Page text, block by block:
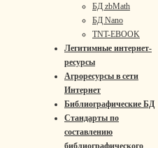
БД zbMath
БД Nano
TNT-EBOOK
Легитимные интернет-
ресурсы
Агроресурсы в сети
Интернет
Библиографические БД
Стандарты по
составлению
библиографического